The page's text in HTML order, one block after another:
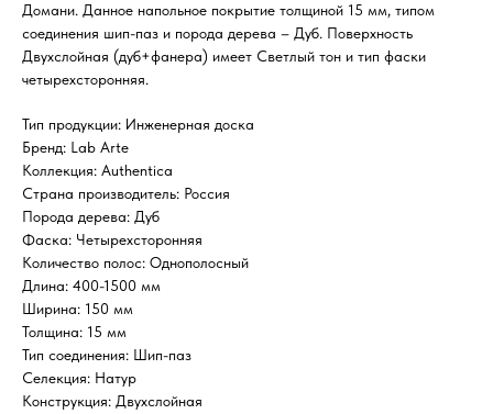
Домани. Данное напольное покрытие толщиной 15 мм, типом
соединения шип-паз и порода дерева – Дуб. Поверхность
Двухслойная (дуб+фанера) имеет Светлый тон и тип фаски
четырехсторонняя.
Тип продукции: Инженерная доска
Бренд: Lab Arte
Коллекция: Authentica
Страна производитель: Россия
Порода дерева: Дуб
Фаска: Четырехсторонняя
Количество полос: Однополосный
Длина: 400-1500 мм
Ширина: 150 мм
Толщина: 15 мм
Тип соединения: Шип-паз
Селекция: Натур
Конструкция: Двухслойная